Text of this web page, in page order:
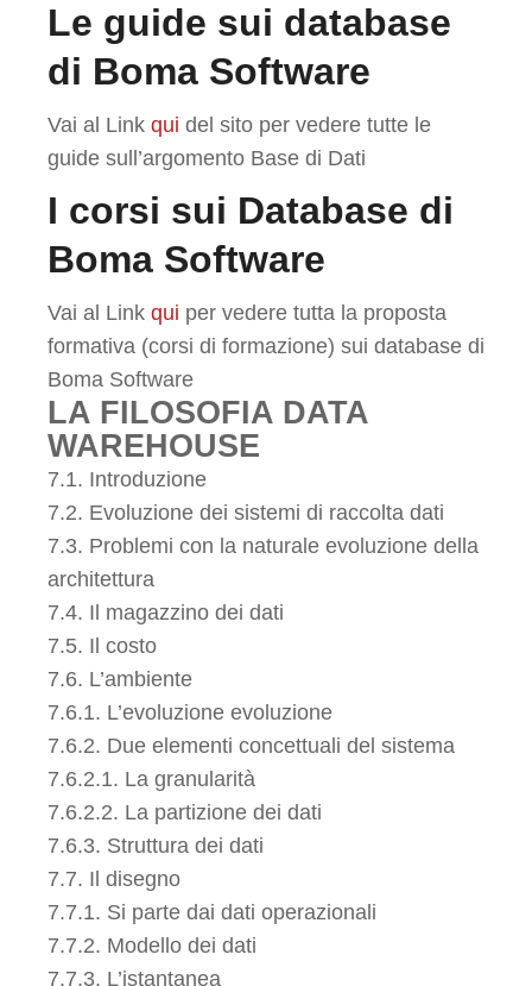
Le guide sui database
di Boma Software
Vai al Link qui del sito per vedere tutte le
guide sull’argomento Base di Dati
I corsi sui Database di
Boma Software
Vai al Link qui per vedere tutta la proposta
formativa (corsi di formazione) sui database di
Boma Software
LA FILOSOFIA DATA
WAREHOUSE
7.1. Introduzione
7.2. Evoluzione dei sistemi di raccolta dati
7.3. Problemi con la naturale evoluzione della
architettura
7.4. Il magazzino dei dati
7.5. Il costo
7.6. L’ambiente
7.6.1. L’evoluzione evoluzione
7.6.2. Due elementi concettuali del sistema
7.6.2.1. La granularità
7.6.2.2. La partizione dei dati
7.6.3. Struttura dei dati
7.7. Il disegno
7.7.1. Si parte dai dati operazionali
7.7.2. Modello dei dati
7.7.3. L’istantanea